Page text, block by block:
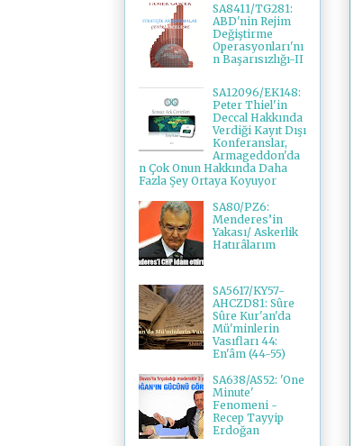
SA8411/TG281:
ABD'nin Rejim
Değiştirme
Operasyonları'nı
n Başarısızlığı-II
SA12096/EK148:
Peter Thiel'in
Deccal Hakkında
Verdiği Kayıt Dışı
Konferanslar,
Armageddon'da
n Çok Onun Hakkında Daha
Fazla Şey Ortaya Koyuyor
SA80/PZ6:
Menderes’in
Yakası/ Askerlik
Hatırâlarım
SA5617/KY57-
AHCZD81: Sûre
Sûre Kur'an'da
Mü'minlerin
Vasıfları 44:
En'âm (44-55)
SA638/AS52: 'One
Minute'
Fenomeni -
Recep Tayyip
Erdoğan